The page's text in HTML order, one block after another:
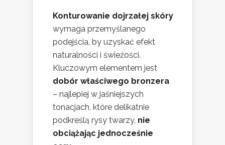
Konturowanie dojrzałej skóry
wymaga przemyślanego
podejścia, by uzyskać efekt
naturalności i świeżości.
Kluczowym elementem jest
dobór właściwego bronzera
– najlepiej w jaśniejszych
tonacjach, które delikatnie
podkreślą rysy twarzy, nie
obciążając jednocześnie